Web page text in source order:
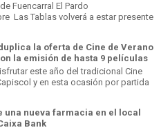
Fuencarral El Pardo
Las Tablas volverá a estar presente
la oferta de Cine de Verano
la emisión de hasta 9 películas
este año del tradicional Cine
y en esta ocasión por partida
una nueva farmacia en el local
Bank